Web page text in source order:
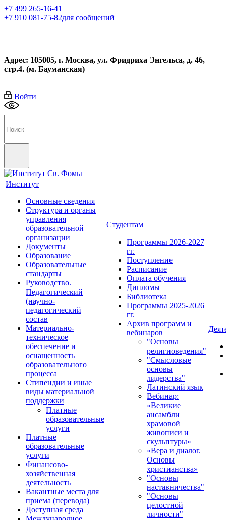
+7 499 265-16-41
+7 910 081-75-82для сообщений
Адрес: 105005, г. Москва, ул. Фридриха Энгельса, д. 46,
стр.4. (м. Бауманская)
Войти
Институт
Основные сведения
Структура и органы
управления
образовательной
организации
Документы
Образование
Образовательные
стандарты
Руководство.
Педагогический
(научно-
педагогический
состав
Материально-
техническое
обеспечение и
оснащенность
образовательного
процесса
Стипендии и иные
виды материальной
поддержки
Платные
образовательные
услуги
Платные
образовательные
услуги
Финансово-
хозяйственная
деятельность
Вакантные места для
приема (перевода)
Доступная среда
Студентам
Программы 2026-2027
гг.
Поступление
Расписание
Оплата обучения
Дипломы
Библиотека
Программы 2025-2026
гг.
Архив программ и
вебинаров
"Основы
религиоведения"
"Смысловые
основы
лидерства"
Латинский язык
Вебинар:
«Великие
ансамбли
храмовой
живописи и
скульптуры»
«Вера и диалог.
Основы
христианства»
"Основы
наставничества"
"Основы
целостной
личности"